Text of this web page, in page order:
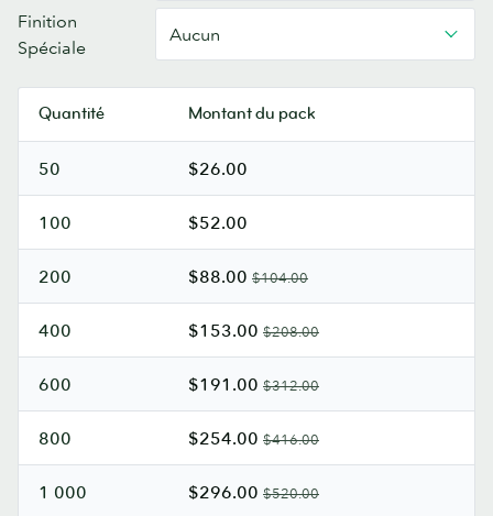
Finition
Spéciale
Aucun
Quantité Montant du pack
50 $26.00
100 $52.00
200 $88.00 $104.00
400 $153.00 $208.00
600 $191.00 $312.00
800 $254.00 $416.00
1 000 $296.00 $520.00